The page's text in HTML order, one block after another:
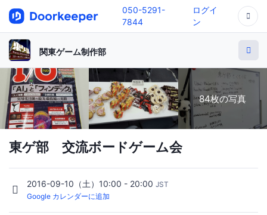
050-5291-
7844
ログイ
ン
関東ゲーム制作部
84枚の写真
東ゲ部 交流ボードゲーム会
2016-09-10（土）10:00 - 20:00 JST
Google カレンダーに追加